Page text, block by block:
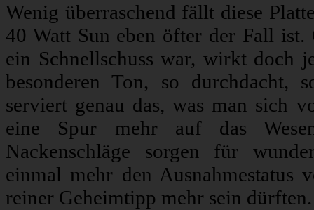
Wenig überraschend fällt diese
40 Watt Sun eben öfter der Fall
ein Schnellschuss war, wirkt doch
besonderen Ton, so durchdacht,
serviert genau das, was man sich
eine Spur mehr auf das
Nackenschläge sorgen für
einmal mehr den
reiner Geheimtipp mehr sein dürften.